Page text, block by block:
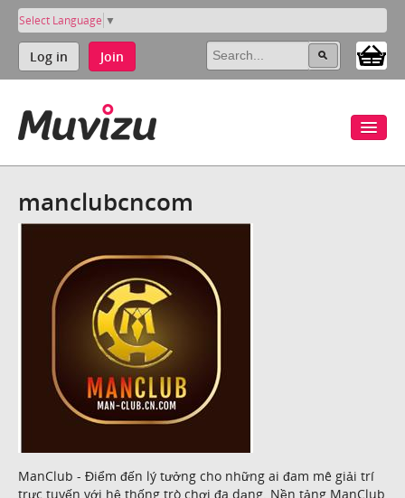
Select Language ▼
Log in Join
manclubcncom
ManClub - Điểm đến lý tưởng cho những ai đam mê giải trí
trực tuyến với hệ thống trò chơi đa dạng. Nền tảng ManClub